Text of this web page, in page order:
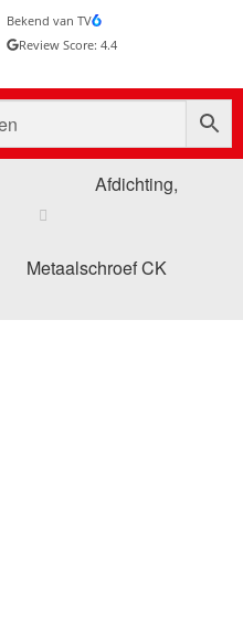
Bekend van TV
Review Score: 4.4
Afdichting,
Metaalschroef CK